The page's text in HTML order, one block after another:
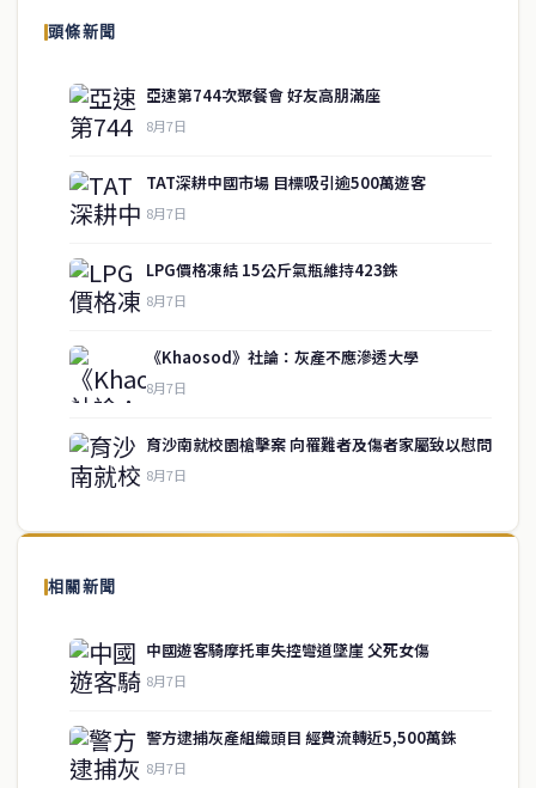
頭條新聞
亞速第744次聚餐會 好友高朋滿座
8月7日
TAT深耕中國市場 目標吸引逾500萬遊客
8月7日
LPG價格凍結 15公斤氣瓶維持423銖
8月7日
《Khaosod》社論：灰產不應滲透大學
8月7日
育沙南就校園槍擊案 向罹難者及傷者家屬致以慰問
8月7日
相關新聞
中國遊客騎摩托車失控彎道墜崖 父死女傷
8月7日
警方逮捕灰產組織頭目 經費流轉近5,500萬銖
8月7日
關於我們
泰國中文新聞（TCN）是一家總部設於曼谷的中文新聞媒體，致力於
供即時、客觀、多元的中文新聞內容。
service@thaichinesenews.com